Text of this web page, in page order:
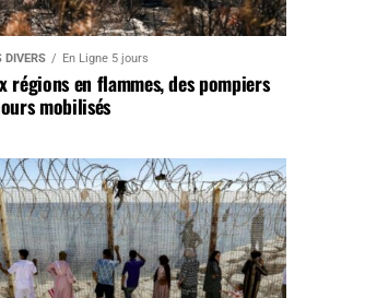
DIVERS En Ligne 5 jours
régions en flammes, des pompiers
mobilisés